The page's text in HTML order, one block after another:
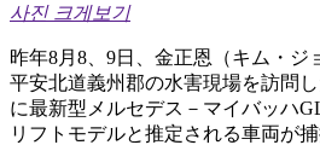
사진 크게보기
昨年8月8、9日、金正恩（キム・ジ
平安北道義州郡の水害現場を訪問
に最新型メルセデス－マイバッハ
リフトモデルと推定される車両が